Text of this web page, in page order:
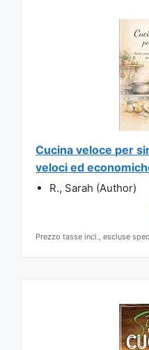
Cucina veloce per
veloci ed
R., Sarah (Author)
Prezzo tasse incl., escluse